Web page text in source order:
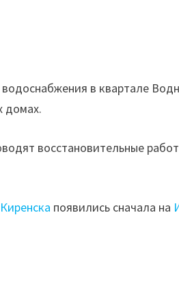
в квартале
домах.
восстановительные
появились сначала на